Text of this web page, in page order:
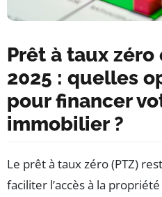
Prêt à taux zéro
2025 : quelles
pour financer
immobilier ?
Le prêt à taux zéro (PTZ)
faciliter l’accès à la